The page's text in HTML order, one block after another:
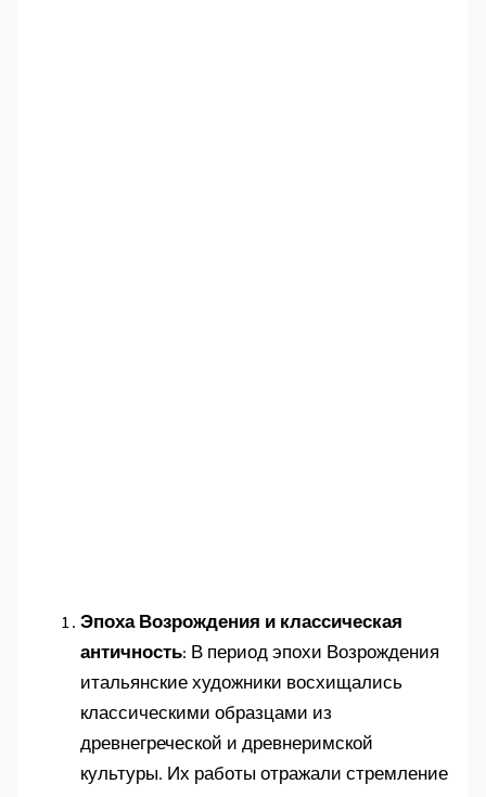
Эпоха Возрождения и классическая
античность: В период эпохи Возрождения
итальянские художники восхищались
классическими образцами из
древнегреческой и древнеримской
культуры. Их работы отражали стремление